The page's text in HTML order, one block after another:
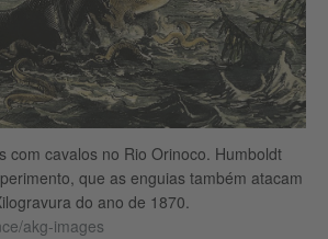
com cavalos no Rio Orinoco. Humboldt
que as enguias também atacam
do ano de 1870.
akg-images